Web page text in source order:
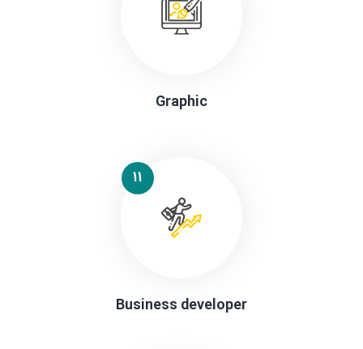
Graphic
11
Business developer